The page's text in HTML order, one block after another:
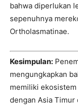
bahwa diperlukan
sepenuhnya
Ortholasmatinae.
Kesimpulan:
mengungkapkan
memiliki
dengan Asia Timur